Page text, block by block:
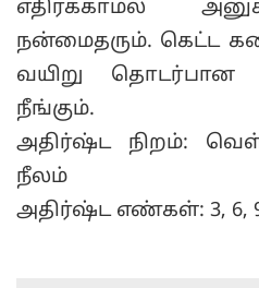
எதிர்க்காமல்
நன்மைதரும். கெட்ட
வயிறு தொடர்பான
நீங்கும்.
அதிர்ஷ்ட நிறம்:
நீலம்
அதிர்ஷ்ட எண்கள்: 3, 6,